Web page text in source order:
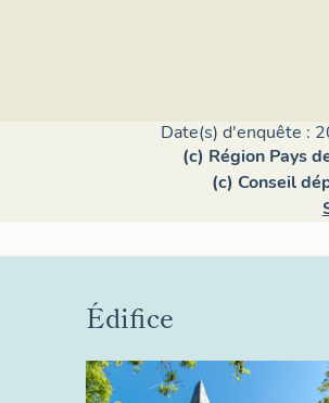
Date(s) d'enquête :
(c) Région Pays
(c) Conseil
Édifice